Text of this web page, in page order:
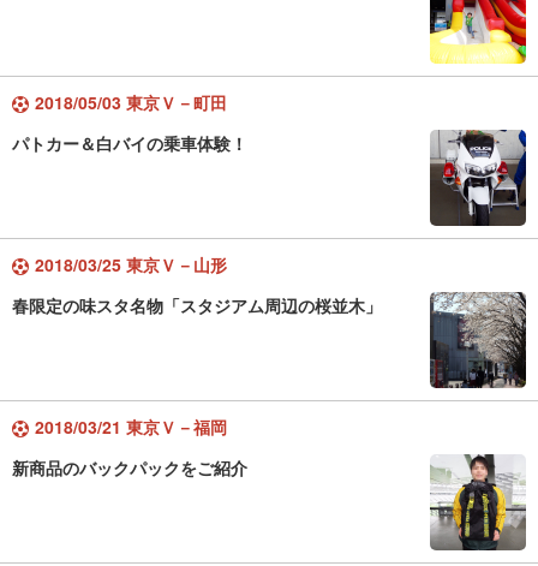
2018/05/03 東京Ｖ－町田
パトカー＆白バイの乗車体験！
2018/03/25 東京Ｖ－山形
春限定の味スタ名物「スタジアム周辺の桜並木」
2018/03/21 東京Ｖ－福岡
新商品のバックパックをご紹介